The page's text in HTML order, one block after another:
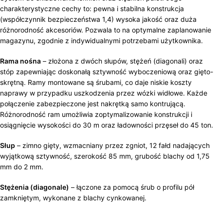
charakterystyczne cechy to: pewna i stabilna konstrukcja
(współczynnik bezpieczeństwa 1,4) wysoka jakość oraz duża
różnorodność akcesoriów. Pozwala to na optymalne zaplanowanie
magazynu, zgodnie z indywidualnymi potrzebami użytkownika.
Rama nośna – złożona z dwóch słupów, stężeń (diagonali) oraz
stóp zapewniając doskonałą sztywność wyboczeniową oraz gięto-
skrętną. Ramy montowane są śrubami, co daje niskie koszty
naprawy w przypadku uszkodzenia przez wózki widłowe. Każde
połączenie zabezpieczone jest nakrętką samo kontrującą.
Różnorodność ram umożliwia zoptymalizowanie konstrukcji i
osiągnięcie wysokości do 30 m oraz ładowności przęseł do 45 ton.
Słup – zimno gięty, wzmacniany przez zgniot, 12 fałd nadających
wyjątkową sztywność, szerokość 85 mm, grubość blachy od 1,75
mm do 2 mm.
Stężenia (diagonale) – łączone za pomocą śrub o profilu pół
zamkniętym, wykonane z blachy cynkowanej.